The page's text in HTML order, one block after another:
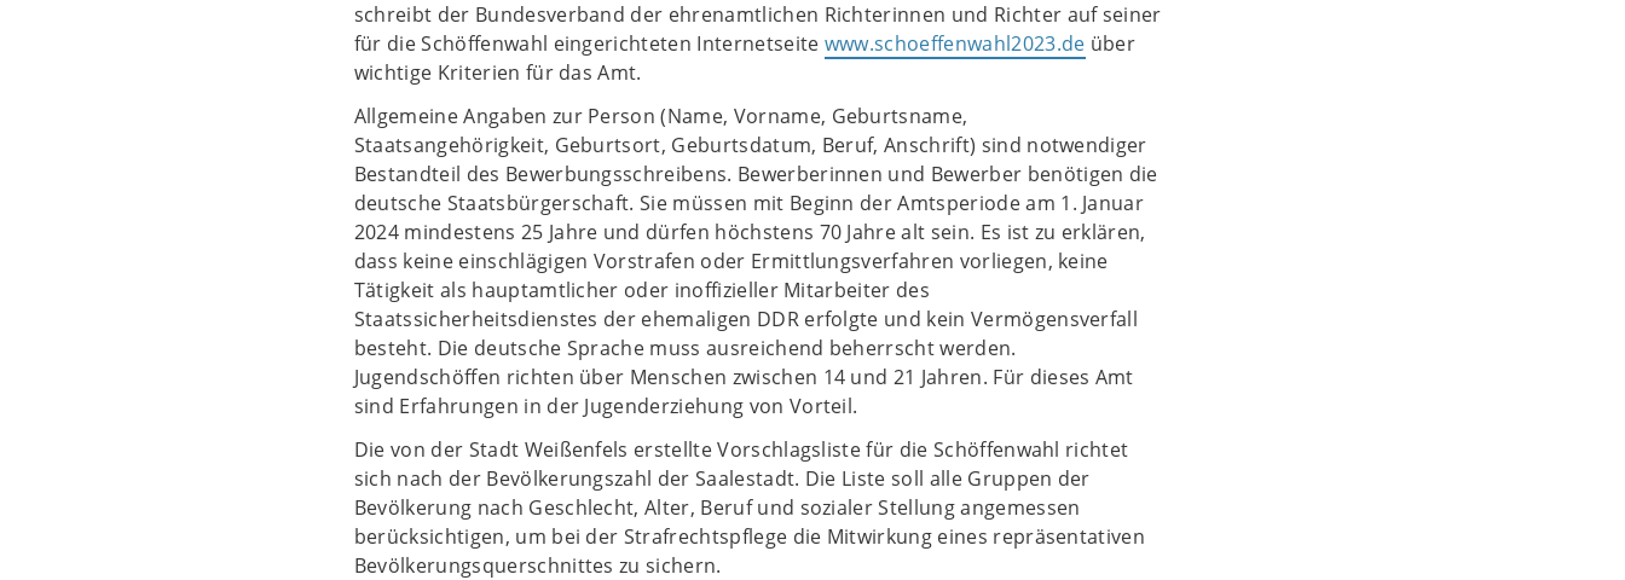
schreibt der Bundesverband der ehrenamtlichen Richterinnen und Richter auf seiner
für die Schöffenwahl eingerichteten Internetseite www.schoeffenwahl2023.de über
wichtige Kriterien für das Amt.
Allgemeine Angaben zur Person (Name, Vorname, Geburtsname,
Staatsangehörigkeit, Geburtsort, Geburtsdatum, Beruf, Anschrift) sind notwendiger
Bestandteil des Bewerbungsschreibens. Bewerberinnen und Bewerber benötigen die
deutsche Staatsbürgerschaft. Sie müssen mit Beginn der Amtsperiode am 1. Januar
2024 mindestens 25 Jahre und dürfen höchstens 70 Jahre alt sein. Es ist zu erklären,
dass keine einschlägigen Vorstrafen oder Ermittlungsverfahren vorliegen, keine
Tätigkeit als hauptamtlicher oder inoffizieller Mitarbeiter des
Staatssicherheitsdienstes der ehemaligen DDR erfolgte und kein Vermögensverfall
besteht. Die deutsche Sprache muss ausreichend beherrscht werden.
Jugendschöffen richten über Menschen zwischen 14 und 21 Jahren. Für dieses Amt
sind Erfahrungen in der Jugenderziehung von Vorteil.
Die von der Stadt Weißenfels erstellte Vorschlagsliste für die Schöffenwahl richtet
sich nach der Bevölkerungszahl der Saalestadt. Die Liste soll alle Gruppen der
Bevölkerung nach Geschlecht, Alter, Beruf und sozialer Stellung angemessen
berücksichtigen, um bei der Strafrechtspflege die Mitwirkung eines repräsentativen
Bevölkerungsquerschnittes zu sichern.